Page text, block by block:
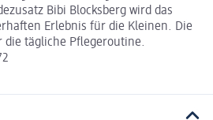
Bibi Blocksberg wird das
Erlebnis für die Kleinen. Die
die tägliche Pflegeroutine.